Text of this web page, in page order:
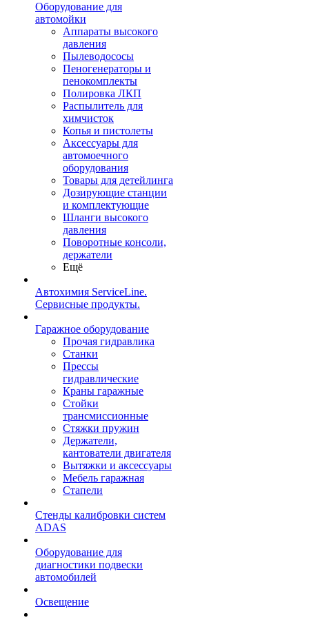
Оборудование для
автомойки
Аппараты высокого
давления
Пылеводососы
Пеногенераторы и
пенокомплекты
Полировка ЛКП
Распылитель для
химчисток
Копья и пистолеты
Аксессуары для
автомоечного
оборудования
Товары для детейлинга
Дозирующие станции
и комплектующие
Шланги высокого
давления
Поворотные консоли,
держатели
Ещё
Автохимия ServiceLine.
Сервисные продукты.
Гаражное оборудование
Прочая гидравлика
Станки
Прессы
гидравлические
Краны гаражные
Стойки
трансмиссионные
Стяжки пружин
Держатели,
кантователи двигателя
Вытяжки и аксессуары
Мебель гаражная
Стапели
Стенды калибровки систем
ADAS
Оборудование для
диагностики подвески
автомобилей
Освещение